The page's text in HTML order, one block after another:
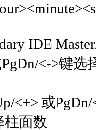
IDE
<->键选
或PgDn/
面数